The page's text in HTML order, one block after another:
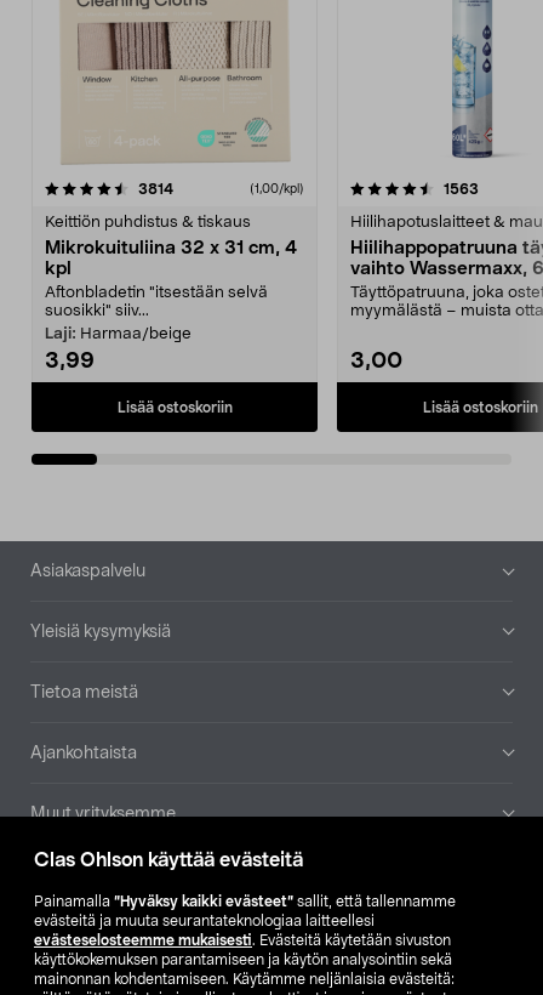
Clas Ohlson käyttää evästeitä
Painamalla ”Hyväksy kaikki evästeet” sallit, että tallennamme
evästeitä ja muuta seurantateknologiaa laitteellesi
evästeselosteemme mukaisesti. Evästeitä käytetään sivuston
käyttökokemuksen parantamiseen ja käytön analysointiin sekä
mainonnan kohdentamiseen. Käytämme neljänlaisia evästeitä:
3814arvostelut (1,00/kpl)
Keittiön puhdistus & tiskaus
Mikrokuituliina 32 x 31 cm, 4
kpl
Aftonbladetin "itsestään selvä
suosikki" siiv...
Laji: Harmaa/beige
3,99
Lisää ostoskoriin
4.5viidestä
1563
Hiilihapotuslaitteet &
Hiilihappopatruuna
vaihto Wassermaxx,
Täyttöpatruuna, joka
myymälästä – muista
3,00
Lisää ostoskoriin
4.5viidestä
Alatunniste
Asiakaspalvelu
Yleisiä kysymyksiä
Tietoa meistä
Ajankohtaista
Muut yrityksemme
Etsi myymälä
SE NO FI
FI SV